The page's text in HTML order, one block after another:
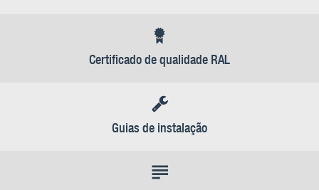
Certificado de qualidade RAL
Guias de instalação